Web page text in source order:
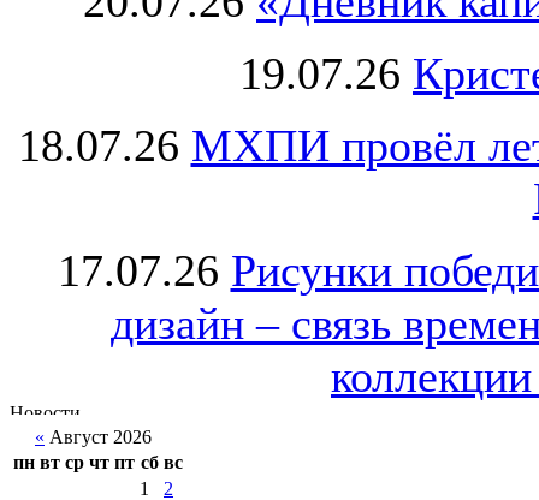
19.07.26
18.07.26 МХПИ провёл
17.07.26 Рисунки
дизайн – связь
« Август 2026
пн вт ср чт пт сб вс
1
2